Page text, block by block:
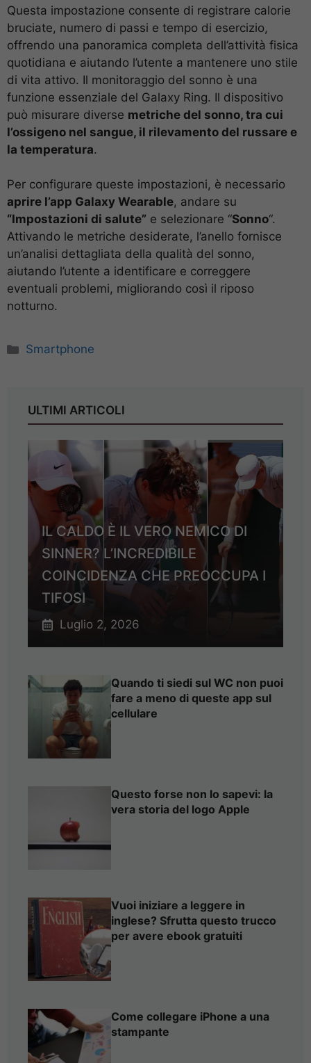
Questa impostazione consente di registrare calorie
bruciate, numero di passi e tempo di esercizio,
offrendo una panoramica completa dell’attività fisica
quotidiana e aiutando l’utente a mantenere uno stile
di vita attivo. Il monitoraggio del sonno è una
funzione essenziale del Galaxy Ring. Il dispositivo
può misurare diverse metriche del sonno, tra cui
l’ossigeno nel sangue, il rilevamento del russare e
la temperatura.
Per configurare queste impostazioni, è necessario
aprire l’app Galaxy Wearable, andare su
“Impostazioni di salute” e selezionare “Sonno“.
Attivando le metriche desiderate, l’anello fornisce
un’analisi dettagliata della qualità del sonno,
aiutando l’utente a identificare e correggere
eventuali problemi, migliorando così il riposo
notturno.
Categorie
Smartphone
ULTIMI ARTICOLI
IL CALDO È IL VERO NEMICO DI
SINNER? L’INCREDIBILE
COINCIDENZA CHE PREOCCUPA I
TIFOSI
Luglio 2, 2026
Quando ti siedi sul WC non puoi
fare a meno di queste app sul
cellulare
Questo forse non lo sapevi: la
vera storia del logo Apple
Vuoi iniziare a leggere in
inglese? Sfrutta questo trucco
per avere ebook gratuiti
Come collegare iPhone a una
stampante